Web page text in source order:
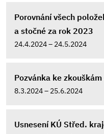
Porovnání všech
a stočné za rok 2023
24.4.2024 – 24.5.2024
Pozvánka ke
8.3.2024 – 25.6.2024
Usnesení KÚ Střed.